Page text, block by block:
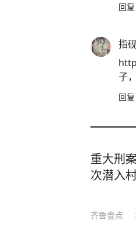
回复
指
子
回复
重大刑
次潜入
齐鲁壹点